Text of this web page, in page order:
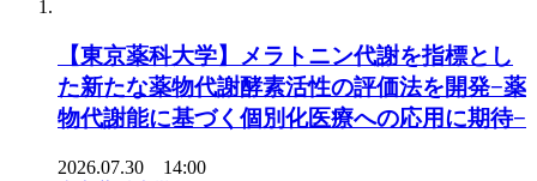
【東京薬科大学】メラトニン代謝を指標とし
た新たな薬物代謝酵素活性の評価法を開発−薬
物代謝能に基づく個別化医療への応用に期待−
2026.07.30 14:00